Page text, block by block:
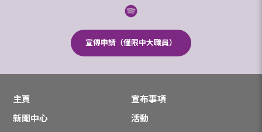
宣傳申請（僅限中大職員）
主頁
宣布事項
新聞中心
活動